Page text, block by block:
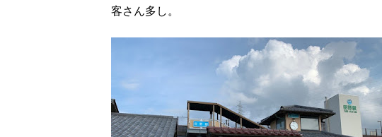
客さん多し。